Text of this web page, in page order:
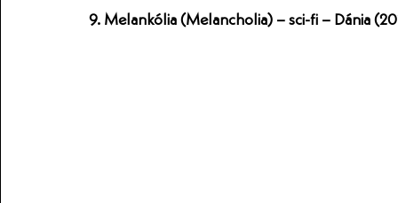
9. Melankólia (Melancholia) – sci-fi – Dánia